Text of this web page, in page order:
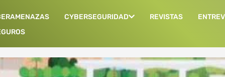
CYBERSEGURIDAD REVISTAS